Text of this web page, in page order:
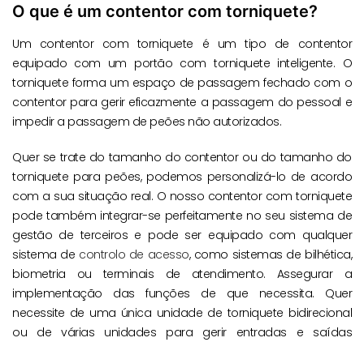
O que é um contentor com torniquete?
Um contentor com torniquete é um tipo de contentor
equipado com um portão com torniquete inteligente. O
torniquete forma um espaço de passagem fechado com o
contentor para gerir eficazmente a passagem do pessoal e
impedir a passagem de peões não autorizados.
Quer se trate do tamanho do contentor ou do tamanho do
torniquete para peões, podemos personalizá-lo de acordo
com a sua situação real. O nosso contentor com torniquete
pode também integrar-se perfeitamente no seu sistema de
gestão de terceiros e pode ser equipado com qualquer
sistema de controlo de acesso, como sistemas de bilhética,
biometria ou terminais de atendimento. Assegurar a
implementação das funções de que necessita. Quer
necessite de uma única unidade de torniquete bidirecional
ou de várias unidades para gerir entradas e saídas